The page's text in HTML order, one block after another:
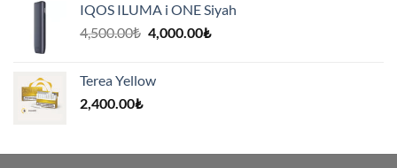
IQOS ILUMA i ONE Siyah
4,500.00₺ Orijinal
4,000.00₺Şu
Terea Yellow
2,400.00₺